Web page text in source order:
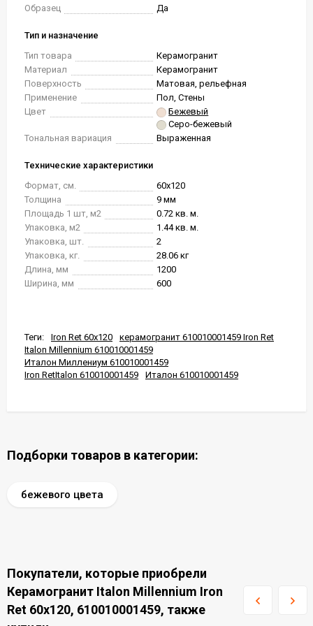
Образец Да
Тип и назначение
Тип товара
Керамогранит
Материал
Керамогранит
Поверхность
Матовая, рельефная
Применение
Пол, Стены
Цвет
Бежевый
Серо-бежевый
Тональная вариация
Выраженная
Технические характеристики
Формат, см.
60x120
Толщина
9 мм
Площадь 1 шт, м2
0.72 кв. м.
Упаковка, м2
1.44 кв. м.
Упаковка, шт.
2
Упаковка, кг.
28.06 кг
Длина, мм
1200
Ширина, мм
600
Теги: Iron Ret 60x120
керамогранит 610010001459 Iron Ret
Italon Millennium 610010001459
Италон Миллениум 610010001459
Iron RetItalon 610010001459
Италон 610010001459
Подборки товаров в категории:
бежевого цвета
Покупатели, которые приобрели
Керамогранит Italon Millennium Iron
Ret 60x120, 610010001459, также